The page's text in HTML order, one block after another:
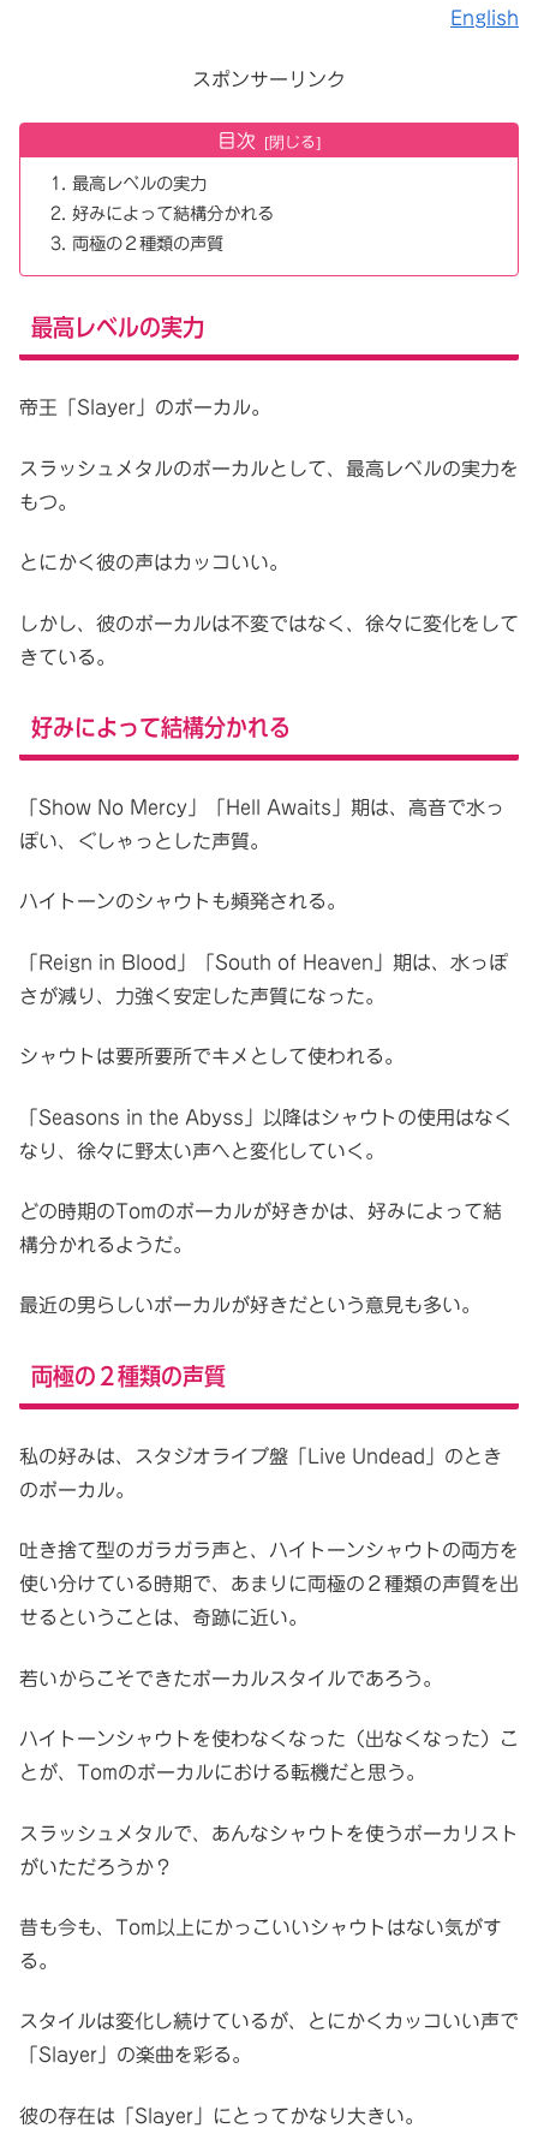
English
スポンサーリンク
目次
最高レベルの実力
好みによって結構分かれる
両極の２種類の声質
最高レベルの実力
帝王「Slayer」のボーカル。
スラッシュメタルのボーカルとして、最高レベルの実力を
もつ。
とにかく彼の声はカッコいい。
しかし、彼のボーカルは不変ではなく、徐々に変化をして
きている。
好みによって結構分かれる
「Show No Mercy」「Hell Awaits」期は、高音で水っ
ぽい、ぐしゃっとした声質。
ハイトーンのシャウトも頻発される。
「Reign in Blood」「South of Heaven」期は、水っぽ
さが減り、力強く安定した声質になった。
シャウトは要所要所でキメとして使われる。
「Seasons in the Abyss」以降はシャウトの使用はなく
なり、徐々に野太い声へと変化していく。
どの時期のTomのボーカルが好きかは、好みによって結
構分かれるようだ。
最近の男らしいボーカルが好きだという意見も多い。
両極の２種類の声質
私の好みは、スタジオライブ盤「Live Undead」のとき
のボーカル。
吐き捨て型のガラガラ声と、ハイトーンシャウトの両方を
使い分けている時期で、あまりに両極の２種類の声質を出
せるということは、奇跡に近い。
若いからこそできたボーカルスタイルであろう。
ハイトーンシャウトを使わなくなった（出なくなった）こ
とが、Tomのボーカルにおける転機だと思う。
スラッシュメタルで、あんなシャウトを使うボーカリスト
がいただろうか？
昔も今も、Tom以上にかっこいいシャウトはない気がす
る。
スタイルは変化し続けているが、とにかくカッコいい声で
「Slayer」の楽曲を彩る。
彼の存在は「Slayer」にとってかなり大きい。